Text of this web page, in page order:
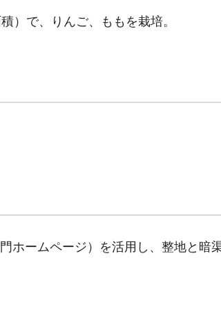
）で、りんご、ももを栽培。
ホームページ）を活用し、整地と暗